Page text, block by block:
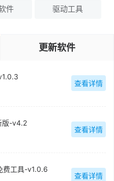
件 驱动工具
更新软件
查看详情
版-v4.2
查看详情
费工具-v1.0.6
查看详情